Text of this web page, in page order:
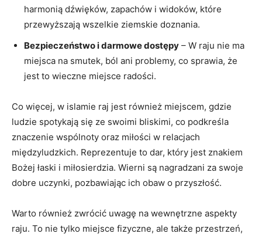
harmonią dźwięków, zapachów i widoków, które
przewyższają wszelkie ziemskie ⁢doznania.
Bezpieczeństwo i darmowe dostępy – W raju nie ma
miejsca na smutek, ból ani problemy, co sprawia, że
jest to wieczne miejsce radości.
Co więcej, w ⁤islamie raj jest również miejscem, gdzie
ludzie spotykają się ze swoimi‍ bliskimi, co podkreśla
znaczenie wspólnoty oraz miłości w‍ relacjach
międzyludzkich. Reprezentuje to dar, który jest znakiem
Bożej łaski i miłosierdzia. Wierni są nagradzani za swoje
dobre uczynki, pozbawiając ich⁣ obaw o przyszłość.
Warto również zwrócić uwagę na wewnętrzne aspekty
raju. ⁢To nie tylko miejsce fizyczne, ale także przestrzeń,